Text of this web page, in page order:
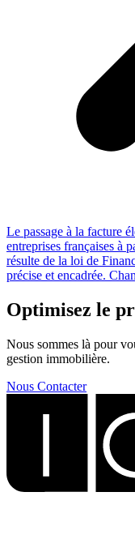
Le passage à la facture
entreprises françaises à
résulte de la loi de
précise et encadrée.
Optimisez le
Nous sommes là pour
gestion immobilière.
Nous Contacter